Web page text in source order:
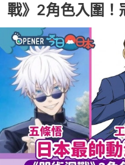
戰》2角色入圍！